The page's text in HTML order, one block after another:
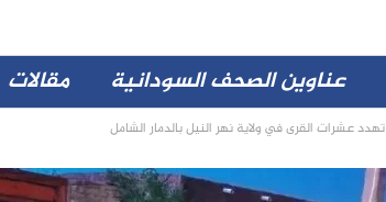
عناوين الصحف السودانية مقالات
عشرات القرى في ولاية نهر النيل بالدمار الشامل